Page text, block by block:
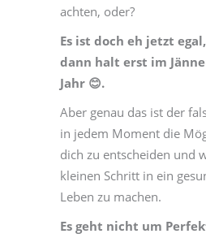
achten, oder?
Es ist doch eh jetzt
dann halt erst im
Jahr 😊.
Aber genau das ist der
in jedem Moment die
dich zu entscheiden und
kleinen Schritt in ein
Leben zu machen.
Es geht nicht um